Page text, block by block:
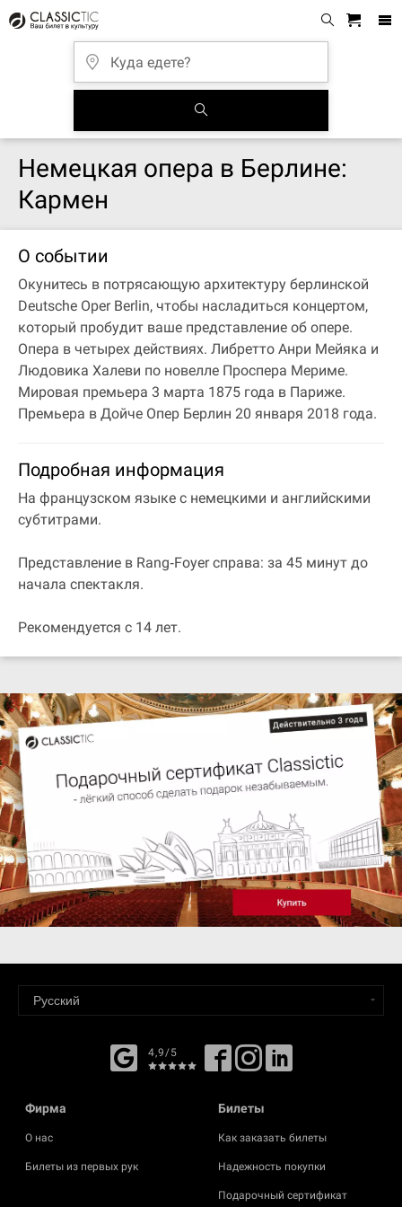
Немецкая опера в Берлине:
Кармен
О событии
Окунитесь в потрясающую архитектуру берлинской
Deutsche Oper Berlin, чтобы насладиться концертом,
который пробудит ваше представление об опере.
Опера в четырех действиях. Либретто Анри Мейяка и
Людовика Халеви по новелле Проспера Мериме.
Мировая премьера 3 марта 1875 года в Париже.
Премьера в Дойче Опер Берлин 20 января 2018 года.
Подробная информация
На французском языке с немецкими и английскими
субтитрами.
Представление в Rang‐Foyer справа: за 45 минут до
начала спектакля.
Рекомендуется с 14 лет.
4,9/5
Фирма
О нас
Билеты из первых рук
Билеты
Как заказать билеты
Надежность покупки
Подарочный сертификат